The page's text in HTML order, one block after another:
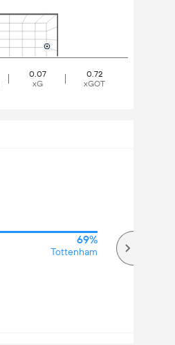
0.07
xG
0.72
xGOT
69%
Tottenham